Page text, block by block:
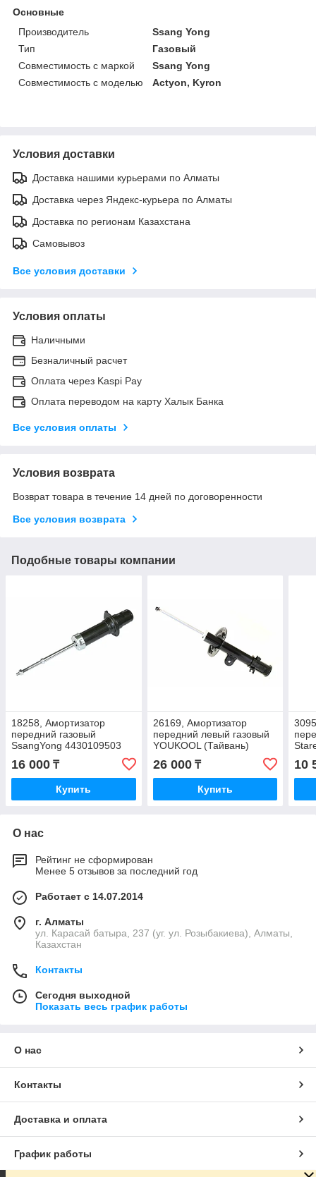
Основные
Производитель
Ssang Yong
Тип
Газовый
Совместимость с маркой
Ssang Yong
Совместимость с моделью
Actyon, Kyron
Условия доставки
Доставка нашими курьерами по Алматы
Доставка через Яндекс-курьера по Алматы
Доставка по регионам Казахстана
Самовывоз
Все условия доставки
Условия оплаты
Наличными
Безналичный расчет
Оплата через Kaspi Pay
Оплата переводом на карту Халык Банка
Все условия оплаты
Условия возврата
Возврат товара в течение 14 дней по договоренности
Все условия возврата
Подобные товары компании
18258, Амортизатор
передний газовый
SsangYong 4430109503
16 000 ₸
Купить
26169, Амортизатор
передний левый газовый
YOUKOOL (Тайвань)
44310-34010
26 000₸
Купить
10
О нас
Рейтинг не сформирован
Менее 5 отзывов за последний год
Работает с 14.07.2014
г. Алматы
ул. Карасай батыра, 237 (уг. ул. Розыбакиева), Алматы,
Казахстан
Контакты
Сегодня выходной
Показать весь график работы
О нас
Контакты
Доставка и оплата
График работы